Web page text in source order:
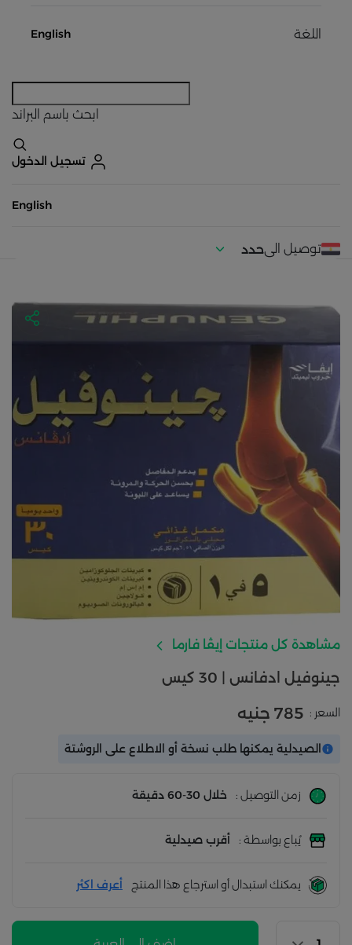
اللغة English
ابحث باسم البراند
تسجيل الدخول
English
توصيل الىحدد
مشاهدة كل منتجات إيڤا فارما
جينوفيل ادفانس | 30 كيس
السعر : 785 جنيه
الصيدلية يمكنها طلب نسخة أو الاطلاع على الروشتة
زمن التوصيل : خلال 30-60 دقيقة
يُباع بواسطة : أقرب صيدلية
يمكنك استبدال أو استرجاع هذا المنتج أعرف اكثر